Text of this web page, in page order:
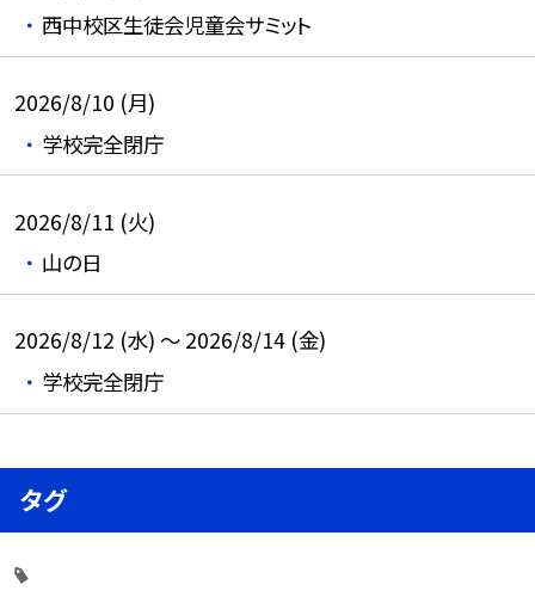
西中校区生徒会児童会サミット
2026/8/10 (月)
学校完全閉庁
2026/8/11 (火)
山の日
2026/8/12 (水) ～ 2026/8/14 (金)
学校完全閉庁
タグ